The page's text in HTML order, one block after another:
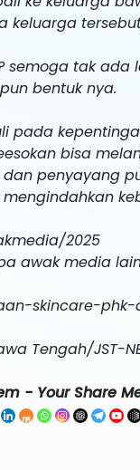
keluarga
tak ada
bentuk nya.
pada
bisa
penyayang
2025
awak media
skincare-
Tengah/JST-
- Your Share